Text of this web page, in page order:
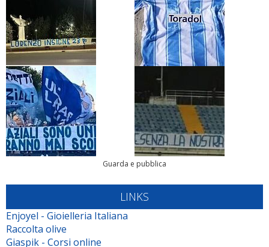
Guarda e pubblica
LINKS
Enjoyel - Gioielleria Italiana
Raccolta olive
Giaspik - Corsi online